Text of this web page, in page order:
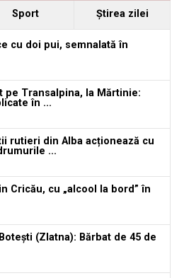
la spargere
în Sântimbru, disponibile la 4
Alba a publicat lista posturilor
Galda de Jos, disponibile la 4
Alba a publicat lista posturilor
Teiuș, disponibile la 4 august
a publicat lista posturilor
Sport Ştirea zilei
cu doi pui, semnalată în
pe Transalpina, la Mărtinie:
în ...
rutieri din Alba acționează cu
...
Cricău, cu „alcool la bord” în
(Zlatna): Bărbat de 45 de